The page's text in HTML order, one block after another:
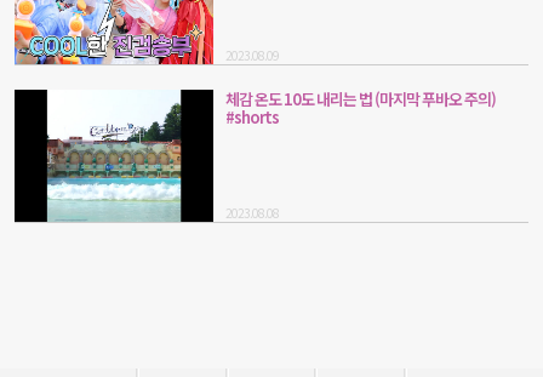
2023.08.09
체감 온도 10도 내리는 법 (마지막 푸바오 주의)
#shorts
2023.08.08